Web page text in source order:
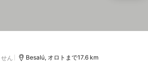
表示
ん Besalú, オロトまで17.6 km